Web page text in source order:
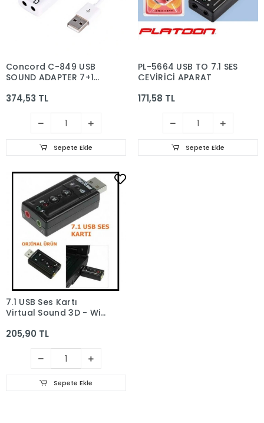
Concord C-849 USB
SOUND ADAPTER 7+1
374,53 TL
Sepete Ekle
PL-5664 USB TO 7.1 SES
ÇEVİRİCİ APARAT
171,58 TL
Sepete Ekle
7.1 USB Ses Kartı
Virtual Sound 3D - Win
205,90 TL
Sepete Ekle